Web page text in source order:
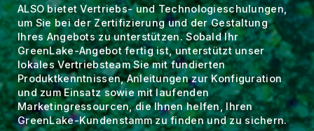
ALSO bietet Vertriebs- und Technologieschulungen,
um Sie bei der Zertifizierung und der Gestaltung
Ihres Angebots zu unterstützen. Sobald Ihr
GreenLake-Angebot fertig ist, unterstützt unser
lokales Vertriebsteam Sie mit fundierten
Produktkenntnissen, Anleitungen zur Konfiguration
und zum Einsatz sowie mit laufenden
Marketingressourcen, die Ihnen helfen, Ihren
GreenLake-Kundenstamm zu finden und zu sichern.